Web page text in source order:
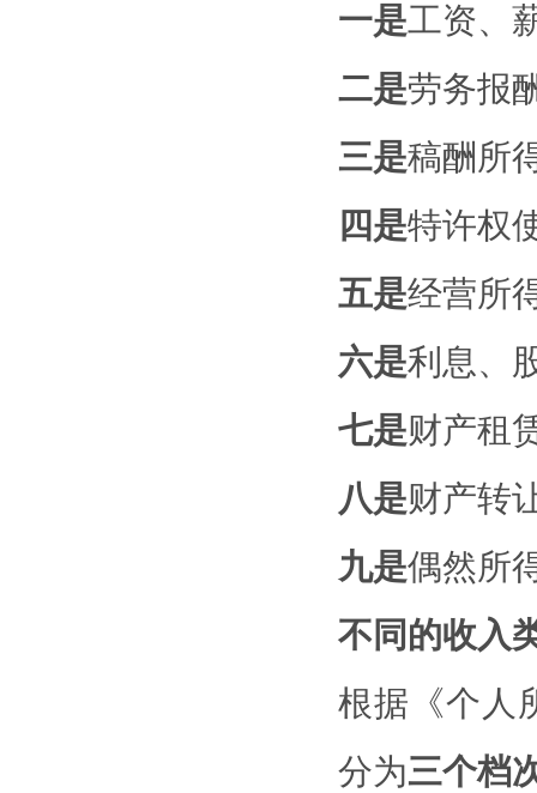
一是工资、
二是劳务报
三是稿酬所
四是特许权
五是经营所
六是利息、
七是财产租
八是财产转
九是偶然所
不同的收入
根据《个人
分为三个档